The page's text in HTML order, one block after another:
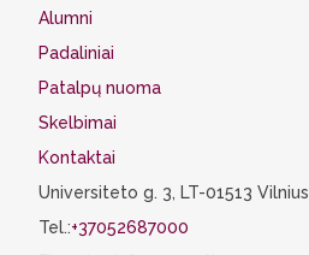
Alumni
Padaliniai
Patalpų nuoma
Skelbimai
Kontaktai
Universiteto g. 3, LT-01513 Vilnius
Tel.:+37052687000